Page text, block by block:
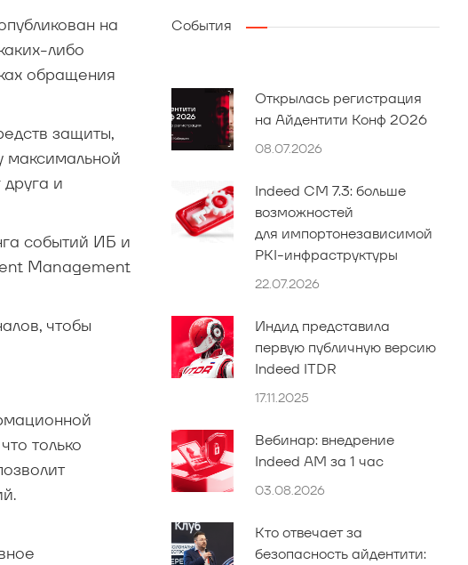
на
либо
обращения
защиты,
максимальной
и
событий ИБ и
Management
чтобы
только
События
Открылась регистрация
на Айдентити Конф 2026
08.07.2026
Indeed CM 7.3: больше
возможностей
для импортонезависимой
PKI-инфраструктуры
22.07.2026
Индид представила
первую публичную версию
Indeed ITDR
17.11.2025
Вебинар: внедрение
Indeed AM за 1 час
03.08.2026
Кто отвечает за
безопасность айдентити: